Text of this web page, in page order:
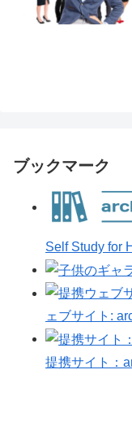
ブックマーク
Self Study for
ェブサイト:
提携サイト：